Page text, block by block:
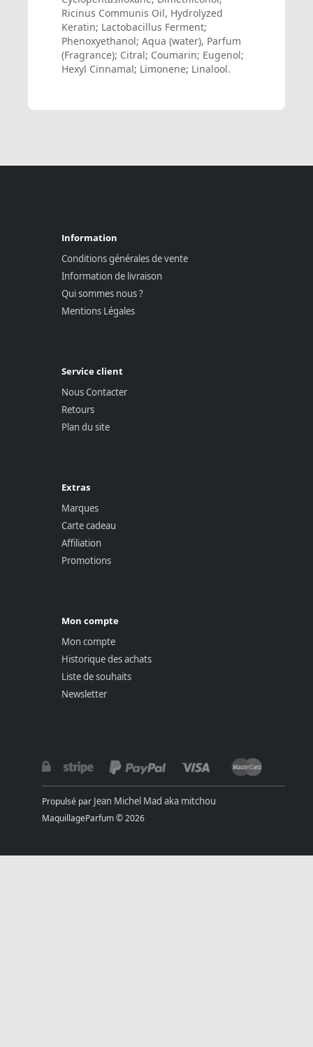
Ricinus Communis Oil, Hydrolyzed
Keratin; Lactobacillus Ferment;
Phenoxyethanol; Aqua (water), Parfum
(Fragrance); Citral; Coumarin; Eugenol;
Hexyl Cinnamal; Limonene; Linalool.
Information
Conditions générales de vente
Information de livraison
Qui sommes nous ?
Mentions Légales
Service client
Nous Contacter
Retours
Plan du site
Extras
Marques
Carte cadeau
Affiliation
Promotions
Mon compte
Mon compte
Historique des achats
Liste de souhaits
Newsletter
Propulsé par Jean Michel Mad aka mitchou
MaquillageParfum © 2026